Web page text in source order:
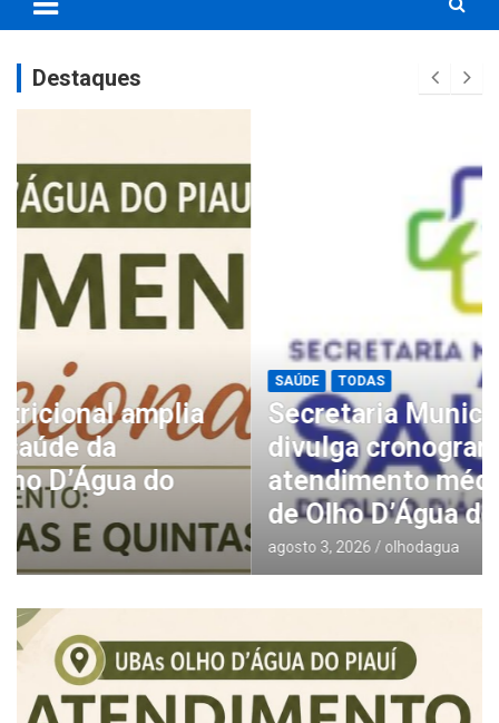
Destaques
SAÚDE TODAS
Secretaria Municipal de Saúde
divulga cronograma de
atendimento médico na zona rural
de Olho D’Água do Piauí
agosto 3, 2026 olhodagua